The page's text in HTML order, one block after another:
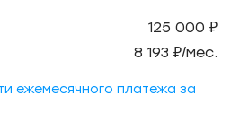
125 000 ₽
8 193 ₽/мес.
ежемесячного платежа за